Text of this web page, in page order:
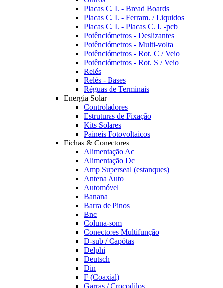
Placas C. I. - Bread Boards
Placas C. I. - Ferram. / Liquidos
Placas C. I. - Placas C. I. -pcb
Potênciómetros - Deslizantes
Potênciómetros - Multi-volta
Potênciómetros - Rot. C / Veio
Potênciómetros - Rot. S / Veio
Relés
Relés - Bases
Réguas de Terminais
Energia Solar
Controladores
Estruturas de Fixação
Kits Solares
Paineis Fotovoltaicos
Fichas & Conectores
Alimentação Ac
Alimentação Dc
Amp Superseal (estanques)
Antena Auto
Automóvel
Banana
Barra de Pinos
Bnc
Coluna-som
Conectores Multifunção
D-sub / Capótas
Delphi
Deutsch
Din
F (Coaxial)
Garras / Crocodilos